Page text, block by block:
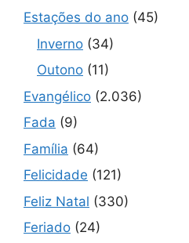
Estações do ano (45)
Inverno (34)
Outono (11)
Evangélico (2.036)
Fada (9)
Família (64)
Felicidade (121)
Feliz Natal (330)
Feriado (24)